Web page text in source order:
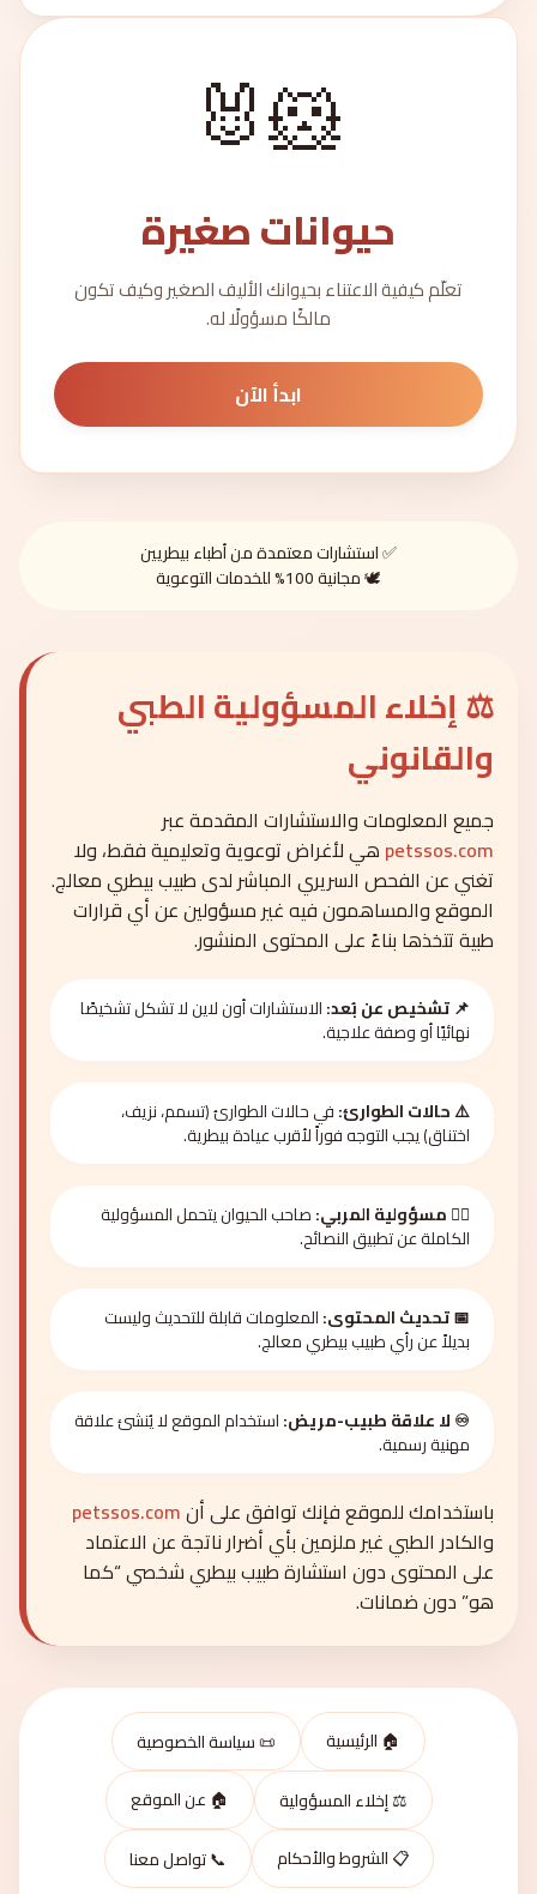
🐹🐰
حيوانات صغيرة
تعلّم كيفية الاعتناء بحيوانك الأليف الصغير وكيف تكون
مالكًا مسؤولًا له.
ابدأ الآن
✅ استشارات معتمدة من أطباء بيطريين
🕊️ مجانية 100% للخدمات التوعوية
⚖️ إخلاء المسؤولية الطبي
والقانوني
جميع المعلومات والاستشارات المقدمة عبر
petssos.com هي لأغراض توعوية وتعليمية فقط، ولا
تغني عن الفحص السريري المباشر لدى طبيب بيطري معالج.
الموقع والمساهمون فيه غير مسؤولين عن أي قرارات
طبية تتخذها بناءً على المحتوى المنشور.
📌 تشخيص عن بُعد:الاستشارات أون لاين لا تشكل تشخيصًا
نهائيًا أو وصفة علاجية.
⚠️ حالات الطوارئ:في حالات الطوارئ (تسمم، نزيف،
اختناق) يجب التوجه فوراً لأقرب عيادة بيطرية.
🧑‍⚕️ مسؤولية المربي:صاحب الحيوان يتحمل المسؤولية
الكاملة عن تطبيق النصائح.
📅 تحديث المحتوى:المعلومات قابلة للتحديث وليست
بديلاً عن رأي طبيب بيطري معالج.
♾️ لا علاقة طبيب-مريض:استخدام الموقع لا يُنشئ علاقة
مهنية رسمية.
باستخدامك للموقع فإنك توافق على أنpetssos.com
والكادر الطبي غير ملزمين بأي أضرار ناتجة عن الاعتماد
على المحتوى دون استشارة طبيب بيطري شخصي “كما
هو” دون ضمانات.
🏠 الرئيسية
📜 سياسة الخصوصية
⚖️ إخلاء المسؤولية
🏠 عن الموقع
📋 الشروط والأحكام
📞 تواصل معنا